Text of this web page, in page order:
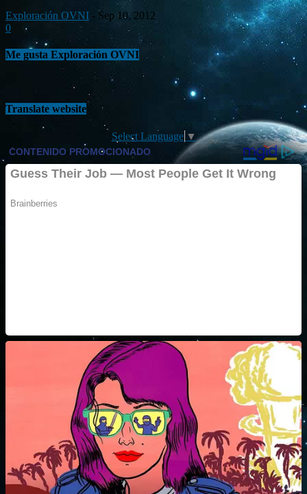
Exploración OVNI - Sep 10, 2012
0
Me gusta Exploración OVNI
Translate website
Select Language ▼